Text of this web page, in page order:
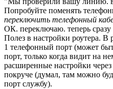
Попробуйте поменять
переключить телефонный
ОК. переключаю. теперь сразу
Полез в настройки роутера. В
1 телефонный порт (может
порт, только когда видит на
расширенные настройки
покруче (думал, там можно
порт службу).